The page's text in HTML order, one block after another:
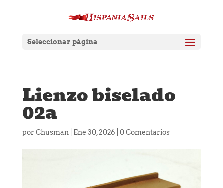
Seleccionar página
Lienzo biselado
02a
por Chusman Ene 30, 2026 0 Comentarios